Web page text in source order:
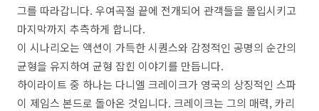
그를 따라갑니다. 우여곡절 끝에 전개되어 관객들을 몰입시키고
마지막까지 추측하게 합니다.
이 시나리오는 액션이 가득한 시퀀스와 감정적인 공명의 순간의
균형을 유지하여 균형 잡힌 이야기를 만듭니다.
하이라이트 중 하나는 다니엘 크레이크가 영국의 상징적인 스파
이 제임스 본드로 돌아온 것입니다. 크레이크는 그의 매력, 카리